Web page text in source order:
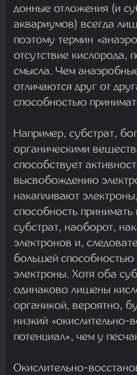
донные отложения (и
аквариумов) всегда
поэтому термин
отсутствие кислорода,
смысла. Чем
отличаются друг от
способностью
Например, субстрат,
органическими
способствует
высвобождению
накапливают
способность
субстрат, наоборот,
электронов и,
большей способностью
электроны. Хотя оба
одинаково лишены
органикой, вероятно,
низкий «окислительно-
потенциал», чем у
Окислительно-